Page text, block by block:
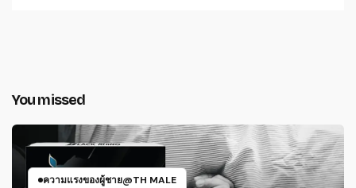
You missed
ความแรงของผู้ชาย@TH MALE